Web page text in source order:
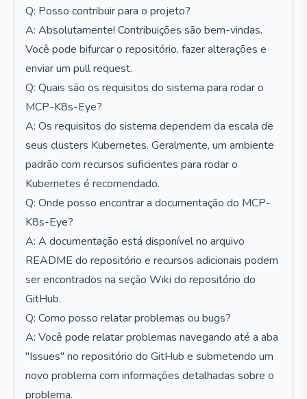
Q: Posso contribuir para o projeto?
A: Absolutamente! Contribuições são bem-vindas.
Você pode bifurcar o repositório, fazer alterações e
enviar um pull request.
Q: Quais são os requisitos do sistema para rodar o
MCP-K8s-Eye?
A: Os requisitos do sistema dependem da escala de
seus clusters Kubernetes. Geralmente, um ambiente
padrão com recursos suficientes para rodar o
Kubernetes é recomendado.
Q: Onde posso encontrar a documentação do MCP-
K8s-Eye?
A: A documentação está disponível no arquivo
README do repositório e recursos adicionais podem
ser encontrados na seção Wiki do repositório do
GitHub.
Q: Como posso relatar problemas ou bugs?
A: Você pode relatar problemas navegando até a aba
"Issues" no repositório do GitHub e submetendo um
novo problema com informações detalhadas sobre o
problema.